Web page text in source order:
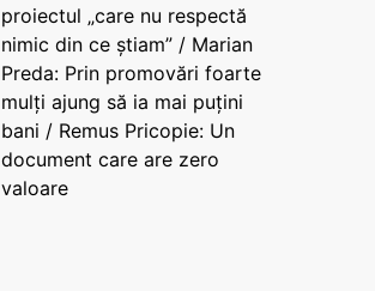
proiectul „care nu respectă
nimic din ce știam” / Marian
Preda: Prin promovări foarte
mulți ajung să ia mai puțini
bani / Remus Pricopie: Un
document care are zero
valoare